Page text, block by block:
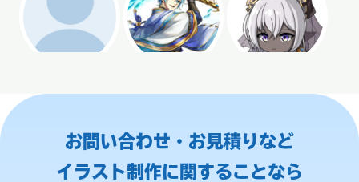
お問い合わせ・お見積りなど
イラスト制作に関することなら